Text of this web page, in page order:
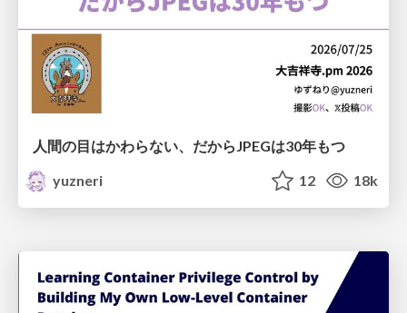
人間の目はかわらない、だからJPEGは30年もつ
yuzneri
12 18k